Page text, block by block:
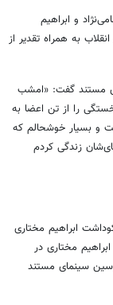
و ابراهیم
هتل پارسیان انقلاب به همراه تقدیر از
مستند گفت: «امشب
را از تن اعضا به
و بسیار خوشحالم که
زندگی کردم
ابراهیم مختاری
مختاری در
سینمای مستند